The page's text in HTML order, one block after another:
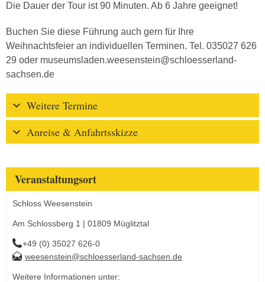
Die Dauer der Tour ist 90 Minuten. Ab 6 Jahre geeignet!
Buchen Sie diese Führung auch gern für Ihre
Weihnachtsfeier an individuellen Terminen. Tel. 035027 626
29 oder museumsladen.weesenstein@schloesserland-
sachsen.de
Weitere Termine
Anreise & Anfahrtsskizze
Veranstaltungsort
Schloss Weesenstein
Am Schlossberg 1 | 01809 Müglitztal
+49 (0) 35027 626-0
weesenstein@schloesserland-sachsen.de
Weitere Informationen unter: